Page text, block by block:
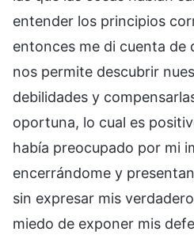
entender los principios
entonces me di cuenta de
nos permite descubrir
debilidades y
oportuna, lo cual es
había preocupado por mi
encerrándome y
sin expresar mis
miedo de exponer mis